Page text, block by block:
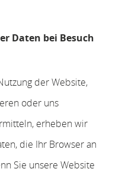
Daten bei Besuch
der Website,
oder uns
erheben wir
die Ihr Browser an
Sie unsere Website